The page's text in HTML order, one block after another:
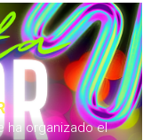
ha organizado el